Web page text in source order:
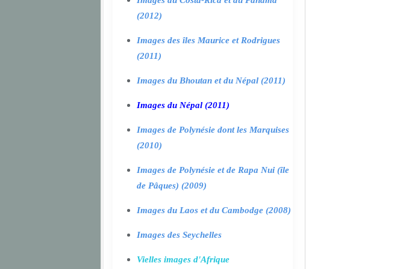
(2012)
Images des îles Maurice et Rodrigues
(2011)
Images du Bhoutan et du Népal (2011)
Images du Népal (2011)
Images de Polynésie dont les Marquises
(2010)
Images de Polynésie et de Rapa Nui (île
de Pâques) (2009)
Images du Laos et du Cambodge (2008)
Images des Seychelles
Vielles images d'Afrique